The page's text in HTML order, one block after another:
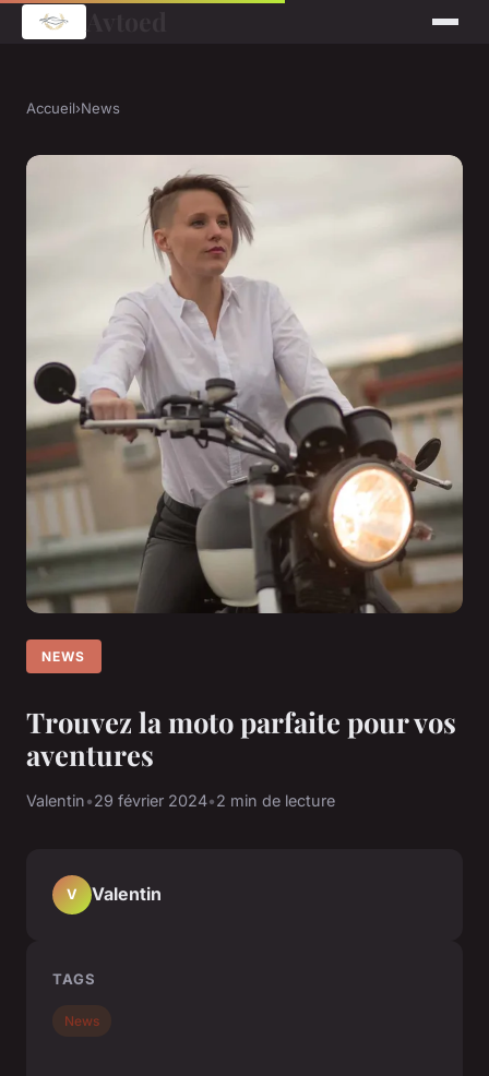
Accueil›News
NEWS
Trouvez la moto parfaite pour vos
aventures
Valentin•29 février 2024•2 min de lecture
V Valentin
TAGS
News